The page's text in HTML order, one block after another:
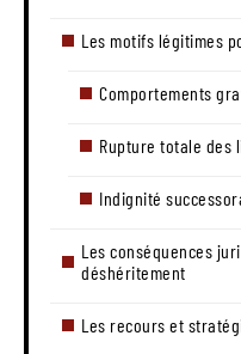
Les motifs légitimes
Comportements
Rupture totale des
Indignité
Les conséquences
déshéritement
Les recours et